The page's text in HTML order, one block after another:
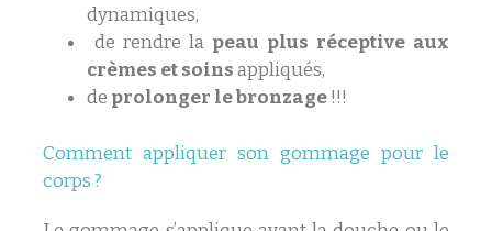
dynamiques,
de rendre la peau plus réceptive aux
crèmes et soinsappliqués,
de prolonger le bronzage!!!
Comment appliquer son gommage pour le
corps ?